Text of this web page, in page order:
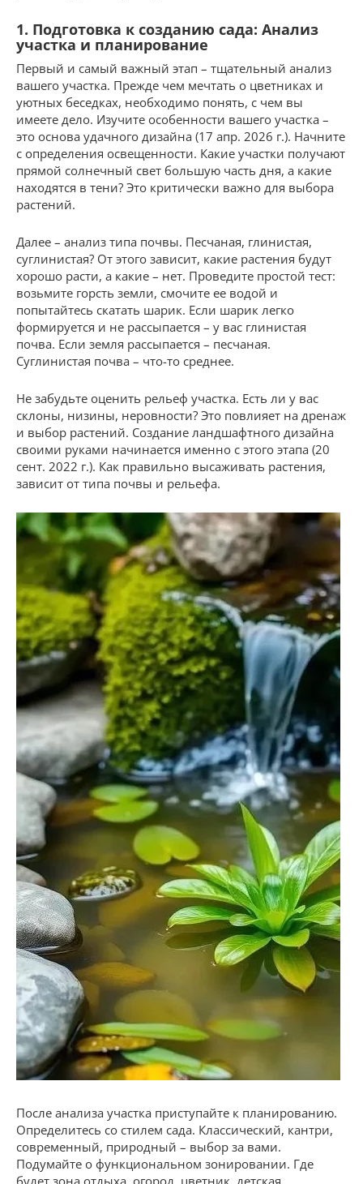
1. Подготовка к созданию сада: Анализ
участка и планирование
Первый и самый важный этап – тщательный анализ
вашего участка. Прежде чем мечтать о цветниках и
уютных беседках, необходимо понять, с чем вы
имеете дело. Изучите особенности вашего участка –
это основа удачного дизайна (17 апр. 2026 г.). Начните
с определения освещенности. Какие участки получают
прямой солнечный свет большую часть дня, а какие
находятся в тени? Это критически важно для выбора
растений.
Далее – анализ типа почвы. Песчаная, глинистая,
суглинистая? От этого зависит, какие растения будут
хорошо расти, а какие – нет. Проведите простой тест:
возьмите горсть земли, смочите ее водой и
попытайтесь скатать шарик. Если шарик легко
формируется и не рассыпается – у вас глинистая
почва. Если земля рассыпается – песчаная.
Суглинистая почва – что-то среднее.
Не забудьте оценить рельеф участка. Есть ли у вас
склоны, низины, неровности? Это повлияет на дренаж
и выбор растений. Создание ландшафтного дизайна
своими руками начинается именно с этого этапа (20
сент. 2022 г.). Как правильно высаживать растения,
зависит от типа почвы и рельефа.
После анализа участка приступайте к планированию.
Определитесь со стилем сада. Классический, кантри,
современный, природный – выбор за вами.
Подумайте о функциональном зонировании. Где
будет зона отдыха, огород, цветник, детская